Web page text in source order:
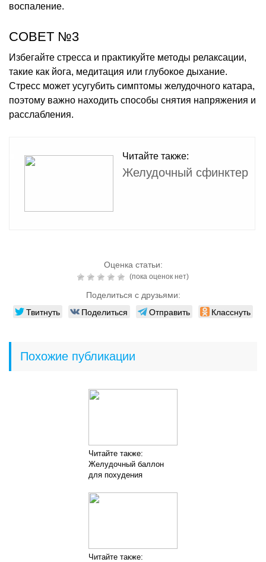
воспаление.
СОВЕТ №3
Избегайте стресса и практикуйте методы релаксации,
такие как йога, медитация или глубокое дыхание.
Стресс может усугубить симптомы желудочного катара,
поэтому важно находить способы снятия напряжения и
расслабления.
Читайте также:
Желудочный сфинктер
Оценка статьи:
(пока оценок нет)
Поделиться с друзьями:
Твитнуть Поделиться Отправить Класснуть
Похожие публикации
Читайте также:
Желудочный баллон
для похудения
Читайте также: